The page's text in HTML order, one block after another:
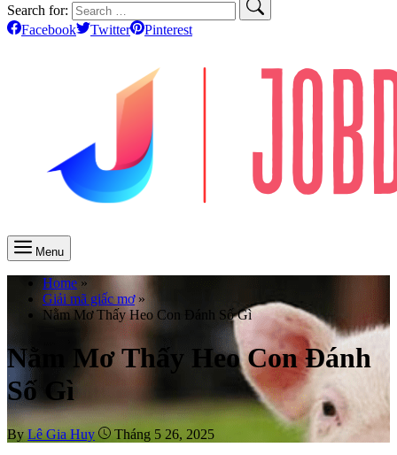
Search for:
Facebook
Twitter Pinterest
Menu
Home »
Giải mã giấc mơ »
Nằm Mơ Thấy Heo Con Đánh Số Gì
Nằm Mơ Thấy Heo Con Đánh
Số Gì
ByLê Gia Huy
Tháng 5 26, 2025